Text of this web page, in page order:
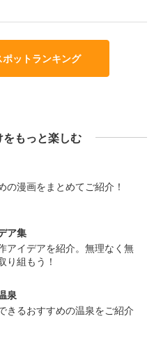
ットランキング
もっと楽しむ
の漫画をまとめてご紹介！
ア集
アイデアを紹介。無理なく無
り組もう！
泉
きるおすすめの温泉をご紹介